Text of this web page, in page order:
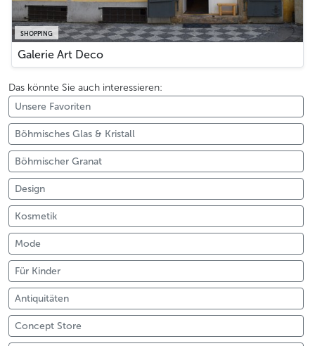
SHOPPING
Galerie Art Deco
Das könnte Sie auch interessieren:
Unsere Favoriten
Böhmisches Glas & Kristall
Böhmischer Granat
Design
Kosmetik
Mode
Für Kinder
Antiquitäten
Concept Store